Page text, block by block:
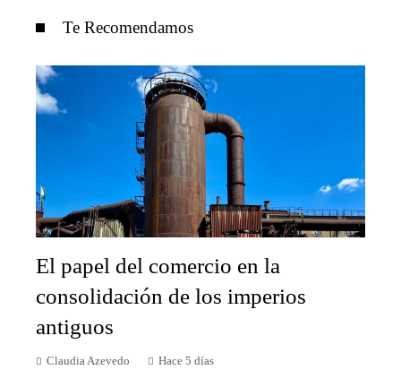
Te Recomendamos
El papel del comercio en la
consolidación de los imperios
antiguos
Claudia Azevedo Hace 5 días